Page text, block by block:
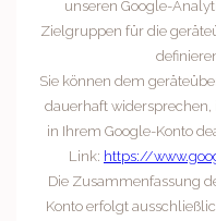
unseren Google-
Zielgruppen für die
Sie können dem
dauerhaft
in Ihrem Google-Konto
Link: https://
Die Zusammenfassung
Konto erfolgt